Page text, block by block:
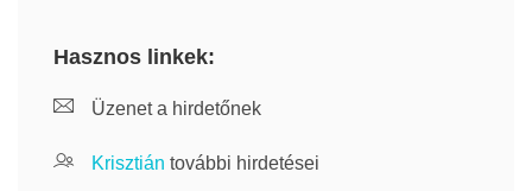
Hasznos linkek:
Üzenet a hirdetőnek
Krisztián további hirdetései